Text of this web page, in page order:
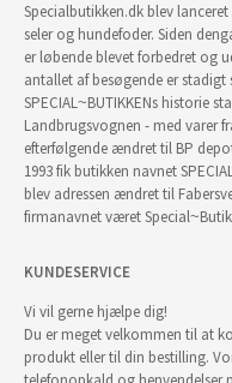
Specialbutikken.dk blev
seler og hundefoder. Siden
er løbende blevet forbedret og
antallet af besøgende er stadigt
SPECIAL~BUTIKKENs historie
Landbrugsvognen - med varer
efterfølgende ændret til BP
1993 fik butikken navnet
blev adressen ændret til
firmanavnet været
KUNDESERVICE
Vi vil gerne hjælpe dig!
Du er meget velkommen til at
produkt eller til din bestilling.